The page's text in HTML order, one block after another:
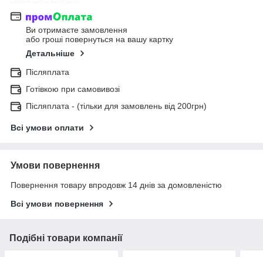
Ви отримаєте замовлення
або гроші повернуться на вашу картку
Детальніше
Післяплата
Готівкою при самовивозі
Післяплата - (тільки для замовлень від 200грн)
Всі умови оплати
Умови повернення
Повернення товару впродовж 14 днів за домовленістю
Всі умови повернення
Подібні товари компанії